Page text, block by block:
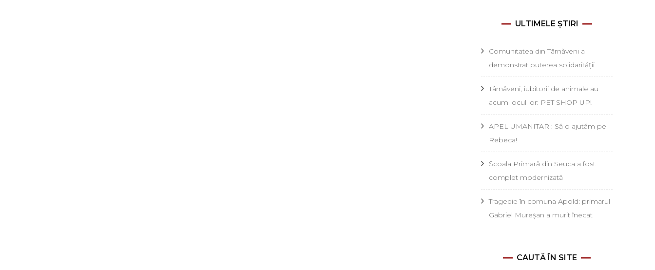
ULTIMELE ȘTIRI
Comunitatea din Târnăveni a
demonstrat puterea solidarității
Târnăveni, iubitorii de animale au
acum locul lor: PET SHOP UP!
APEL UMANITAR : Să o ajutăm pe
Rebeca!
Școala Primară din Seuca a fost
complet modernizată
Tragedie în comuna Apold: primarul
Gabriel Mureșan a murit înecat
CAUTĂ ÎN SITE